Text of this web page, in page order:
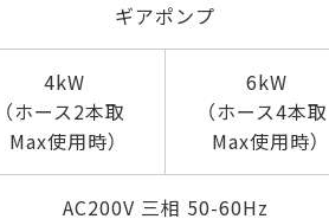
ギアポンプ
4kW
（ホース2本取
Max使用時）
6kW
（ホース4本取
Max使用時）
AC200V 三相 50-60Hz